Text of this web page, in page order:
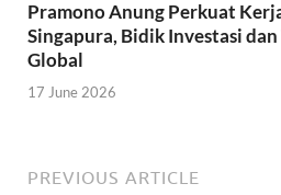
Pramono Anung Perkuat
Singapura, Bidik Investasi
Global
17 June 2026
PREVIOUS ARTICLE